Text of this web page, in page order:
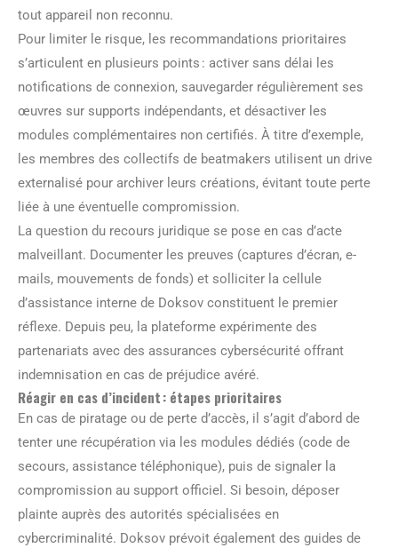
tout appareil non reconnu.
Pour limiter le risque, les recommandations prioritaires
s’articulent en plusieurs points : activer sans délai les
notifications de connexion, sauvegarder régulièrement ses
œuvres sur supports indépendants, et désactiver les
modules complémentaires non certifiés. À titre d’exemple,
les membres des collectifs de beatmakers utilisent un drive
externalisé pour archiver leurs créations, évitant toute perte
liée à une éventuelle compromission.
La question du recours juridique se pose en cas d’acte
malveillant. Documenter les preuves (captures d’écran, e-
mails, mouvements de fonds) et solliciter la cellule
d’assistance interne de Doksov constituent le premier
réflexe. Depuis peu, la plateforme expérimente des
partenariats avec des assurances cybersécurité offrant
indemnisation en cas de préjudice avéré.
Réagir en cas d’incident : étapes prioritaires
En cas de piratage ou de perte d’accès, il s’agit d’abord de
tenter une récupération via les modules dédiés (code de
secours, assistance téléphonique), puis de signaler la
compromission au support officiel. Si besoin, déposer
plainte auprès des autorités spécialisées en
cybercriminalité. Doksov prévoit également des guides de